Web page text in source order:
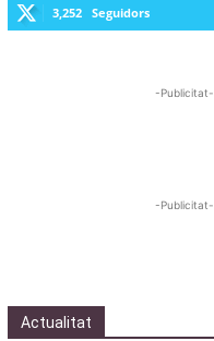
3,252 Seguidors
-Publicitat-
-Publicitat-
Actualitat